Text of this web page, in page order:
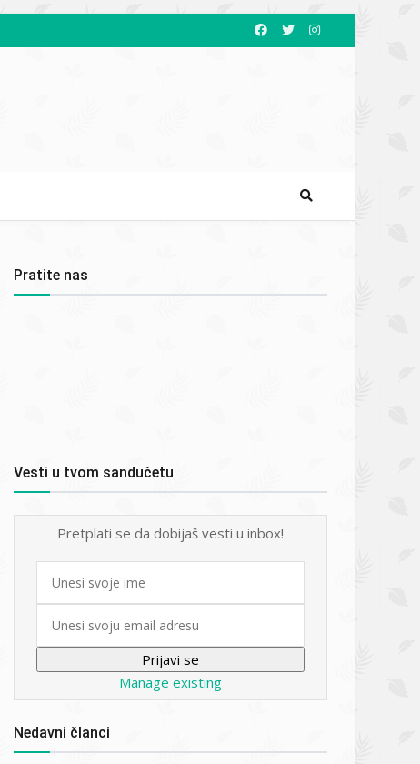
Pratite nas
Vesti u tvom sandučetu
Pretplati se da dobijaš vesti u inbox!
First
Manage existing
Nedavni članci